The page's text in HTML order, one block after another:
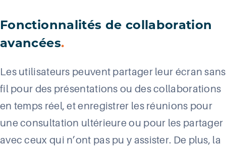
Fonctionnalités de collaboration
avancées.
Les utilisateurs peuvent partager leur écran sans
fil pour des présentations ou des collaborations
en temps réel, et enregistrer les réunions pour
une consultation ultérieure ou pour les partager
avec ceux qui n’ont pas pu y assister. De plus, la